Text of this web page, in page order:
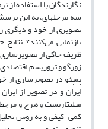
نگارندگان با استفاده
سه مرحله­ای، به این
تصویری از خود و دیگری
بازنمایی می‌کنند؟
ظریف حاکی از
زورگو و تروریسم
پمپئو در تصویرسازی از
ایران و در تصویر از
میلیتاریست و هرج و
کمی-کیفی و به روش